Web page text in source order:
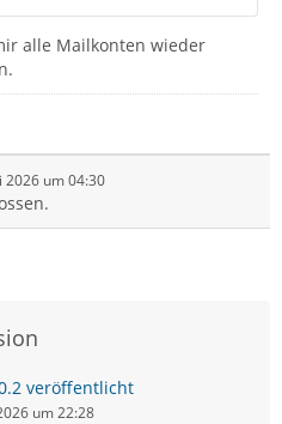
alle Mailkonten wieder
2026 um 04:30
veröffentlicht
um 22:28